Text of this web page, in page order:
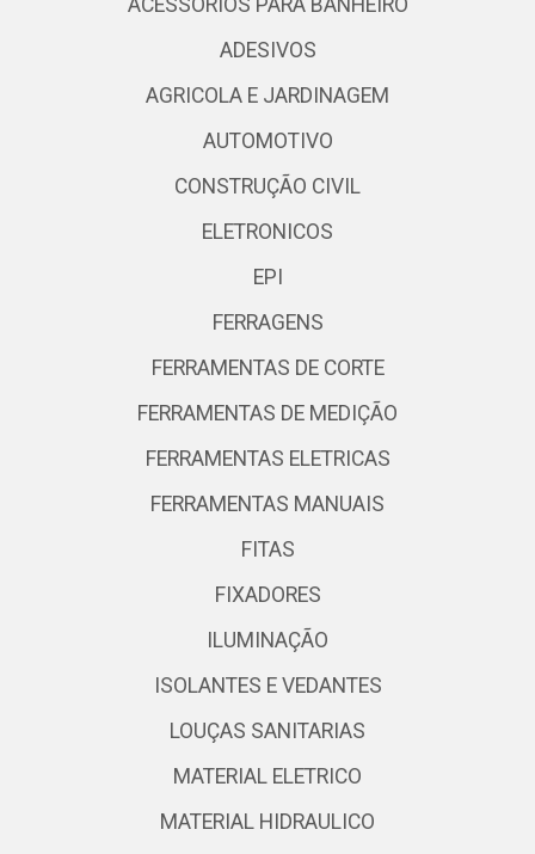
ACESSORIOS PARA BANHEIRO
ADESIVOS
AGRICOLA E JARDINAGEM
AUTOMOTIVO
CONSTRUÇÃO CIVIL
ELETRONICOS
EPI
FERRAGENS
FERRAMENTAS DE CORTE
FERRAMENTAS DE MEDIÇÃO
FERRAMENTAS ELETRICAS
FERRAMENTAS MANUAIS
FITAS
FIXADORES
ILUMINAÇÃO
ISOLANTES E VEDANTES
LOUÇAS SANITARIAS
MATERIAL ELETRICO
MATERIAL HIDRAULICO